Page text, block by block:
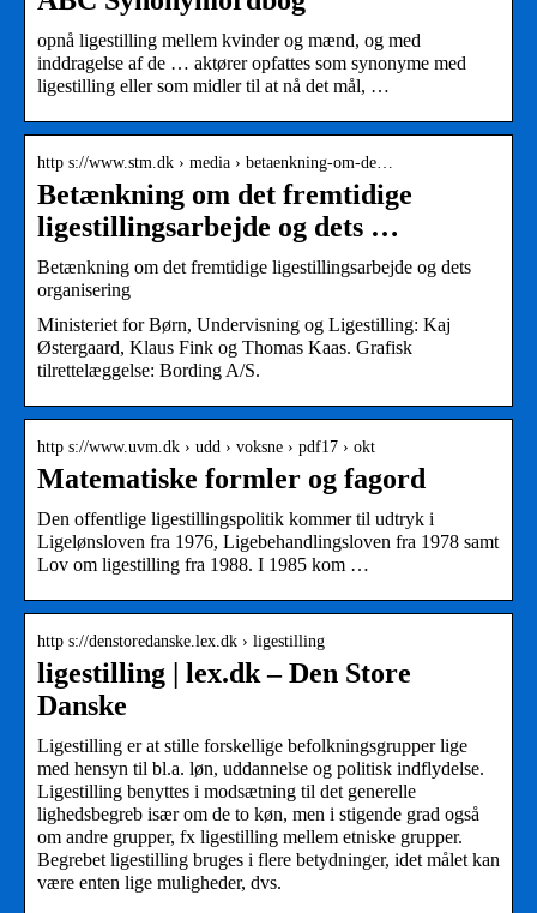
opnå ligestilling mellem kvinder og mænd, og med
inddragelse af de … aktører opfattes som synonyme med
ligestilling eller som midler til at nå det mål, …
http s://www.stm.dk › media › betaenkning-om-de…
Betænkning om det fremtidige
ligestillingsarbejde og dets …
Betænkning om det fremtidige ligestillingsarbejde og dets
organisering
Ministeriet for Børn, Undervisning og Ligestilling: Kaj
Østergaard, Klaus Fink og Thomas Kaas. Grafisk
tilrettelæggelse: Bording A/S.
http s://www.uvm.dk › udd › voksne › pdf17 › okt
Matematiske formler og fagord
Den offentlige ligestillingspolitik kommer til udtryk i
Ligelønsloven fra 1976, Ligebehandlingsloven fra 1978 samt
Lov om ligestilling fra 1988. I 1985 kom …
http s://denstoredanske.lex.dk › ligestilling
ligestilling | lex.dk – Den Store
Danske
Ligestilling er at stille forskellige befolkningsgrupper lige
med hensyn til bl.a. løn, uddannelse og politisk indflydelse.
Ligestilling benyttes i modsætning til det generelle
lighedsbegreb især om de to køn, men i stigende grad også
om andre grupper, fx ligestilling mellem etniske grupper.
Begrebet ligestilling bruges i flere betydninger, idet målet kan
være enten lige muligheder, dvs.